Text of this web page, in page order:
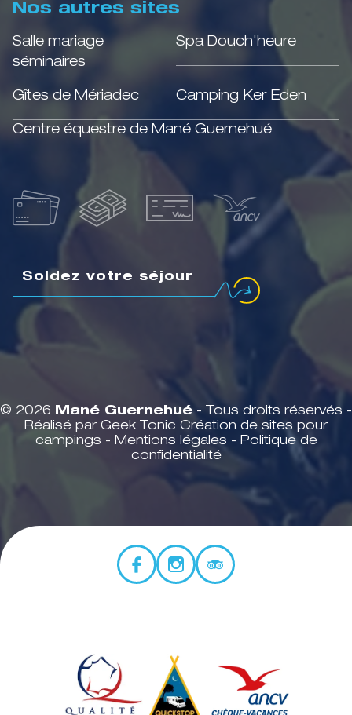
Nos autres sites
Salle mariage
séminaires
Spa Douch'heure
Gîtes de Mériadec Camping Ker Eden
Centre équestre de Mané Guernehué
Soldez votre séjour
© 2026 Mané Guernehué- Tous droits réservés -
Réalisé par Geek Tonic Création de sites pour
campings - Mentions légales - Politique de
confidentialité